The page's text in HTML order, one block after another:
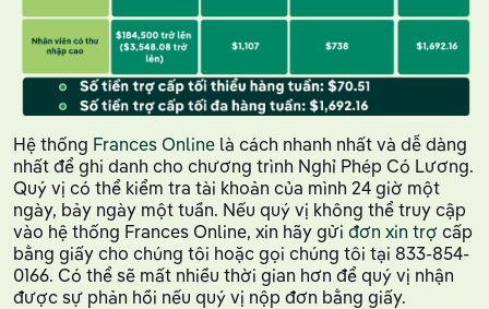
Hệ thống Frances Online là cách nhanh nhất và dễ dàng
nhất để ghi danh cho chương trình Nghỉ Phép Có Lương.
Quý vị có thể kiểm tra tài khoản của mình 24 giờ một
ngày, bảy ngày một tuần. Nếu quý vị không thể truy cập
vào hệ thống Frances Online, xin hãy gửi đơn xin trợ cấp
bằng giấy cho chúng tôi hoặc gọi chúng tôi tại 833-854-
0166. Có thể sẽ mất nhiều thời gian hơn để quý vị nhận
được sự phản hồi nếu quý vị nộp đơn bằng giấy.